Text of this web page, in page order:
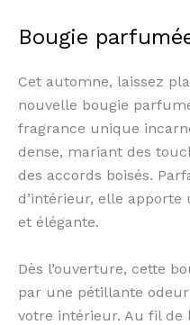
Bougie
Cet automne, laissez
nouvelle bougie
fragrance unique
dense, mariant des
des accords boisés.
d’intérieur, elle
et élégante.
Dès l’ouverture, cette
par une pétillante
votre intérieur. Au fil de